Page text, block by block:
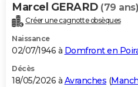
Marcel GERARD (79 ans)
Créer une cagnotte obsèques
Naissance
02/07/1946 à Domfront en
Décès
18/05/2026 à Avranches (